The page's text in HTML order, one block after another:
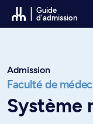
Passer au contenu
Guide
d'admission
Admission
Faculté de
Système